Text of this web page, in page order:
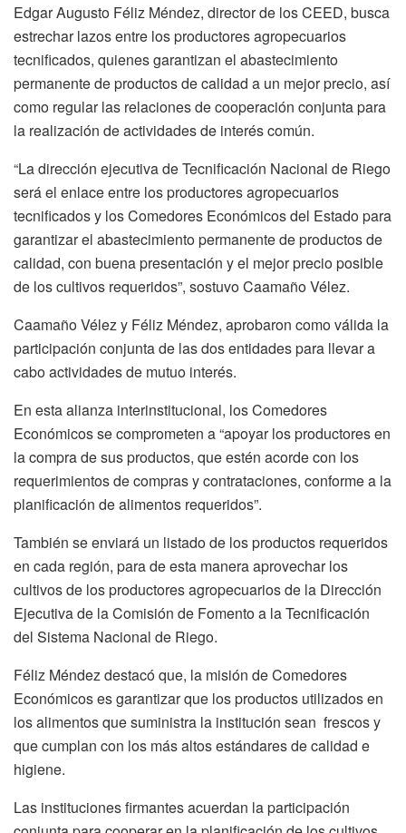
Edgar Augusto Féliz Méndez, director de los CEED, busca
estrechar lazos entre los productores agropecuarios
tecnificados, quienes garantizan el abastecimiento
permanente de productos de calidad a un mejor precio, así
como regular las relaciones de cooperación conjunta para
la realización de actividades de interés común.
“La dirección ejecutiva de Tecnificación Nacional de Riego
será el enlace entre los productores agropecuarios
tecnificados y los Comedores Económicos del Estado para
garantizar el abastecimiento permanente de productos de
calidad, con buena presentación y el mejor precio posible
de los cultivos requeridos”, sostuvo Caamaño Vélez.
Caamaño Vélez y Féliz Méndez, aprobaron como válida la
participación conjunta de las dos entidades para llevar a
cabo actividades de mutuo interés.
En esta alianza interinstitucional, los Comedores
Económicos se comprometen a “apoyar los productores en
la compra de sus productos, que estén acorde con los
requerimientos de compras y contrataciones, conforme a la
planificación de alimentos requeridos”.
También se enviará un listado de los productos requeridos
en cada región, para de esta manera aprovechar los
cultivos de los productores agropecuarios de la Dirección
Ejecutiva de la Comisión de Fomento a la Tecnificación
del Sistema Nacional de Riego.
Féliz Méndez destacó que, la misión de Comedores
Económicos es garantizar que los productos utilizados en
los alimentos que suministra la institución sean frescos y
que cumplan con los más altos estándares de calidad e
higiene.
Las instituciones firmantes acuerdan la participación